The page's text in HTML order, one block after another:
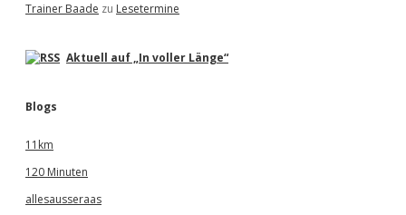
Trainer Baade zu Lesetermine
Aktuell auf „In voller Länge“
Blogs
11km
120 Minuten
allesausseraas